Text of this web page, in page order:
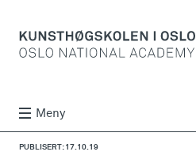
Meny
PUBLISERT: 17.10.19